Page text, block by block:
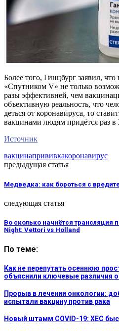
Более того, Гинцбург заявил,
«Спутником V» не только
разы эффективней, чем
объективную реальность, что
деться от коронавируса, то
вакцинами людям придётся раз в
Источник
вакцинапрививкакоронавирус
предыдущая статья
Медведка: как бороться с
следующая статья
Во сколько начнётся трансляция
Night: Vettori vs Holland
По теме:
Как не перепутать осеннюю
объяснили ключевые различия
Прорыв в лечении онкологии:
испытали вакцину против рака
Новый штамм COVID-19: XEC